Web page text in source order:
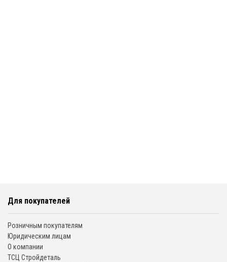
Для покупателей
Розничным покупателям
Юридическим лицам
О компании
ТСЦ Стройдеталь